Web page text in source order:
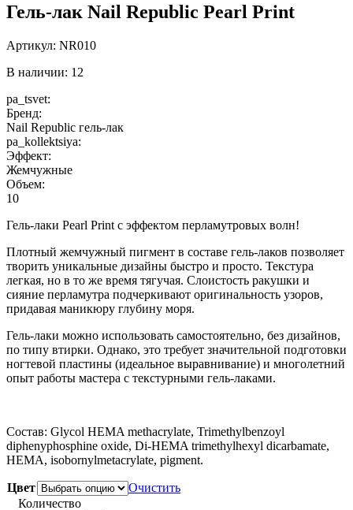
Гель-лак Nail Republic Pearl Print
Артикул: NR010
В наличии: 12
pa_tsvet:
Бренд:
Nail Republic гель-лак
pa_kollektsiya:
Эффект:
Жемчужные
Объем:
10
Гель-лаки Pearl Print с эффектом перламутровых волн!
Плотный жемчужный пигмент в составе гель-лаков позволяет
творить уникальные дизайны быстро и просто. Текстура
легкая, но в то же время тягучая. Слоистость ракушки и
сияние перламутра подчеркивают оригинальность узоров,
придавая маникюру глубину моря.
Гель-лаки можно использовать самостоятельно, без дизайнов,
по типу втирки. Однако, это требует значительной подготовки
ногтевой пластины (идеальное выравнивание) и многолетний
опыт работы мастера с текстурными гель-лаками.
Состав: Glycol HEMA methacrylate, Trimethylbenzoyl
diphenyphosphine oxide, Di-HEMA trimethylhexyl dicarbamate,
HEMA, isobornylmetacrylate, pigment.
Цвет
Очистить
Количество